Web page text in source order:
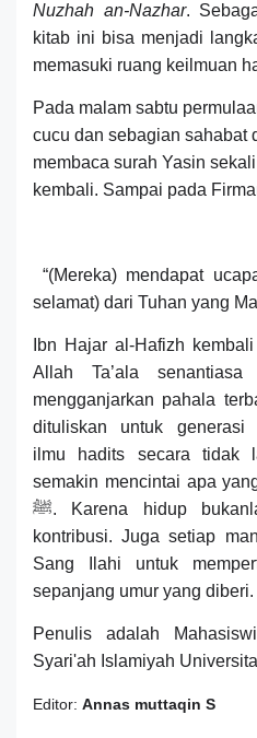
Nuzhah an-Nazhar.
kitab ini bisa menjadi
memasuki ruang keilmuan
Pada malam sabtu
cucu dan sebagian sahabat
membaca surah Yasin
kembali. Sampai pada
“(Mereka) mendapat
selamat) dari Tuhan yang
Ibn Hajar al-Hafizh
Allah Ta’ala
mengganjarkan pahala
dituliskan untuk generasi
ilmu hadits secara tidak
semakin mencintai apa
ﷺ. Karena hidup bukanlah perkara durasi, tapi
kontribusi. Juga setiap
Sang
lahi untuk
sepanjang umur yang diberi.
Penulis adalah
Syari'ah Islamiyah
Editor: Annas muttaqin S